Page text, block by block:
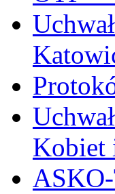
Kobiet